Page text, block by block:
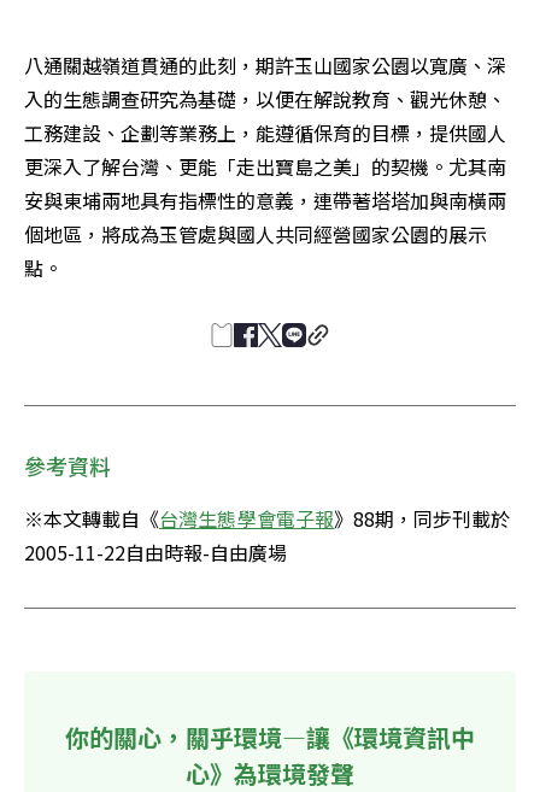
八通關越嶺道貫通的此刻，期許玉山國家公園以寬廣、深
入的生態調查研究為基礎，以便在解說教育、觀光休憩、
工務建設、企劃等業務上，能遵循保育的目標，提供國人
更深入了解台灣、更能「走出寶島之美」的契機。尤其南
安與東埔兩地具有指標性的意義，連帶著塔塔加與南橫兩
個地區，將成為玉管處與國人共同經營國家公園的展示
點。
參考資料
※本文轉載自《台灣生態學會電子報》88期，同步刊載於
2005-11-22自由時報-自由廣場
你的關心，關乎環境—讓《環境資訊中
心》為環境發聲